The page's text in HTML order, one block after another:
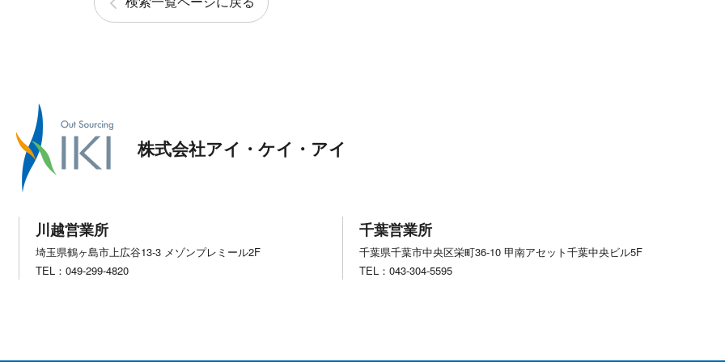
株式会社アイ・ケイ・アイ
川越営業所
埼玉県鶴ヶ島市上広谷13-3 メゾンプレミール2F
TEL：049-299-4820
千葉営業所
千葉県千葉市中央区栄町36-10 甲南アセット千葉中央ビル5F
TEL：043-304-5595